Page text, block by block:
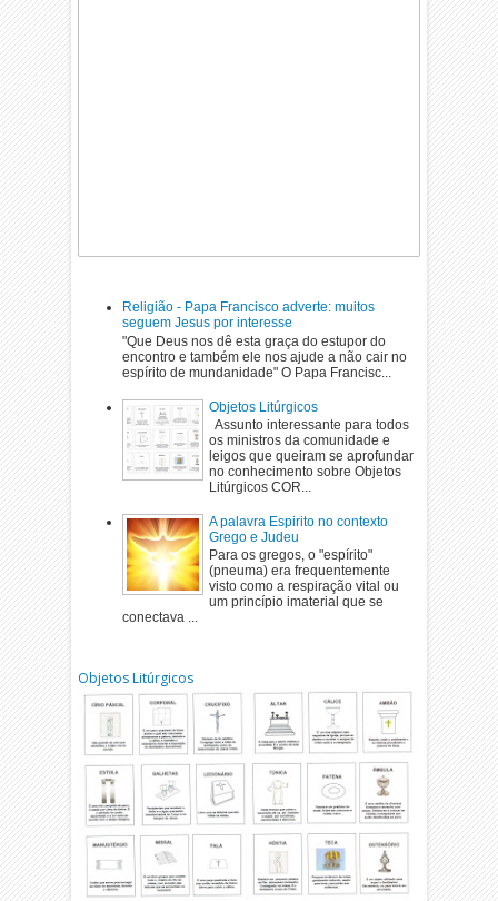
Religião - Papa Francisco adverte: muitos
seguem Jesus por interesse
"Que Deus nos dê esta graça do estupor do
encontro e também ele nos ajude a não cair no
espírito de mundanidade" O Papa Francisc...
Objetos Litúrgicos
Assunto interessante para todos
os ministros da comunidade e
leigos que queiram se aprofundar
no conhecimento sobre Objetos
Litúrgicos COR...
A palavra Espirito no contexto
Grego e Judeu
Para os gregos, o "espírito"
(pneuma) era frequentemente
visto como a respiração vital ou
um princípio imaterial que se
conectava ...
Objetos Litúrgicos